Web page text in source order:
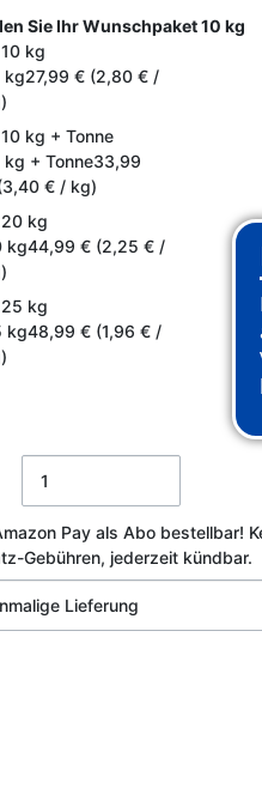
Sie Ihr Wunschpaket10 kg
10 kg
kg27,99 € (2,80 € /
10 kg + Tonne
kg + Tonne33,99
€ / kg)
20 kg
kg44,99 € (2,25 € /
25 kg
kg48,99 € (1,96 € /
Pay als Abo bestellbar!
Gebühren, jederzeit kündbar.